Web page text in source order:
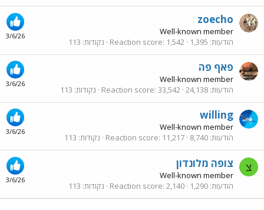
3/6/26
zoecho
Well-known member
הודעות 1,395
Reaction score 1,542 נקודות 113
3/6/26
פאף פה
Well-known member
הודעות 24,138
Reaction score 33,542 נקודות 113
3/6/26
willing
Well-known member
הודעות 8,740
Reaction score 11,217 נקודות 113
צ
3/6/26
צופה מלונדון
Well-known member
הודעות 1,290
Reaction score 2,140 נקודות 113